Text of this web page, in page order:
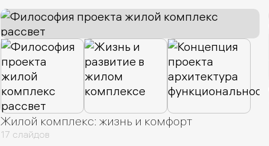
Жилой комплекс: жизнь и комфорт
17 слайдов